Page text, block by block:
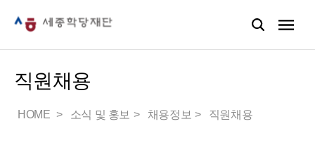
직원채용
HOME 소식 및 홍보 채용정보 직원채용